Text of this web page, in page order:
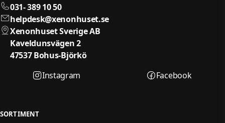
031- 389 10 50
helpdesk@xenonhuset.se
Xenonhuset Sverige AB
Kaveldunsvägen 2
47537 Bohus-Björkö
Instagram
Facebook
SORTIMENT